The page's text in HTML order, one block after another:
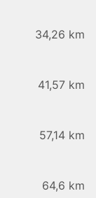
34,26 km
41,57 km
57,14 km
64,6 km